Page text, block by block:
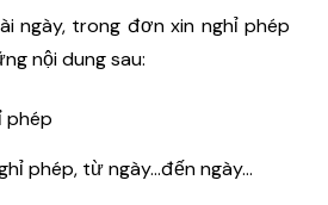
ngày, trong đơn xin nghỉ phép
nội dung sau:
phép
phép, từ ngày…đến ngày…